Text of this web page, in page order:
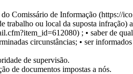
Comissário de Informação (https://
ou local da suposta
; • saber de
circunstâncias; • ser
de supervisão.
de documentos impostas a nós.